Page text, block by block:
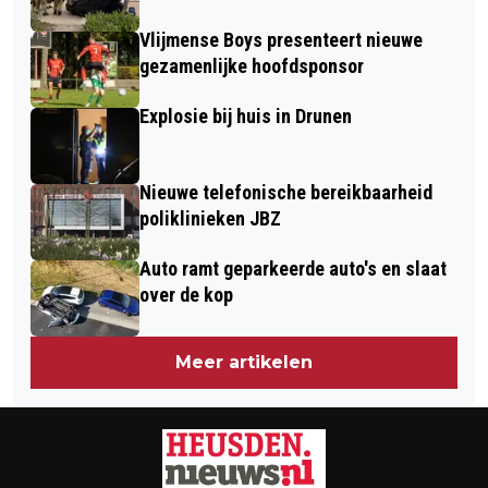
AKKOORD
Vlijmense Boys presenteert nieuwe
gezamenlijke hoofdsponsor
Explosie bij huis in Drunen
Nieuwe telefonische bereikbaarheid
poliklinieken JBZ
Auto ramt geparkeerde auto's en slaat
over de kop
Meer artikelen